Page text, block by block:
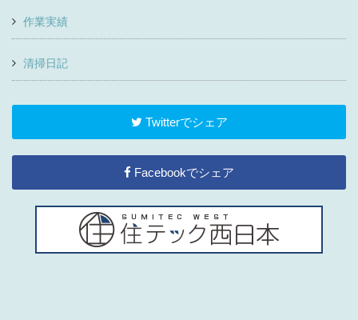
作業実績
清掃日記
Twitterでシェア
Facebookでシェア